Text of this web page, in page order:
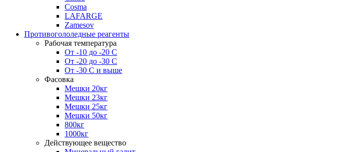
Cosma
LAFARGE
Zamesov
Противогололедные реагенты
Рабочая температура
От -10 до -20 С
От -20 до -30 С
От -30 С и выше
Фасовка
Мешки 20кг
Мешки 23кг
Мешки 25кг
Мешки 50кг
800кг
1000кг
Действующее вещество